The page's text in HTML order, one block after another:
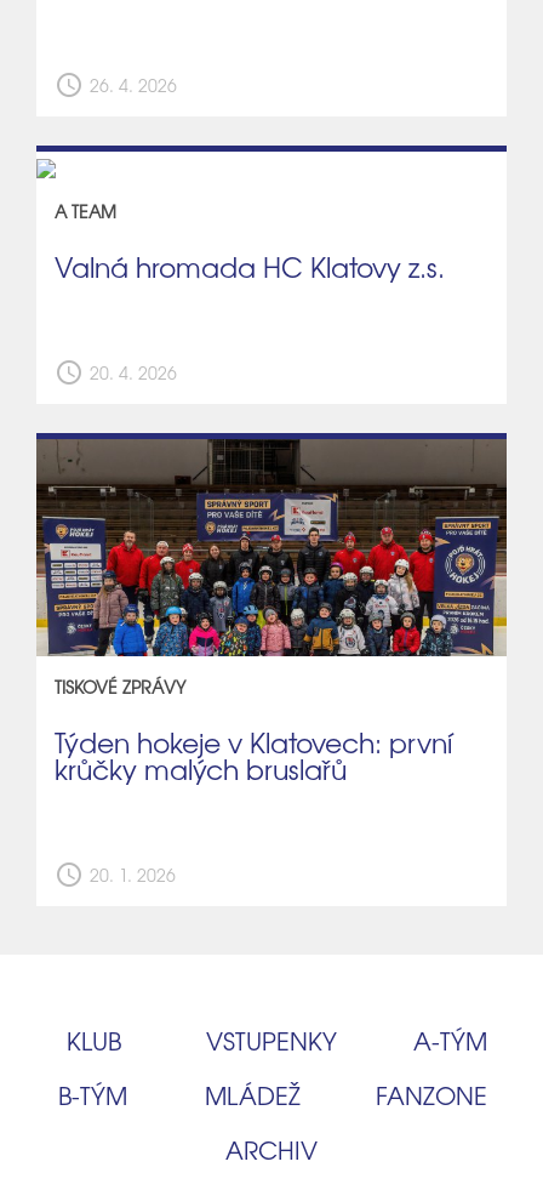
schedule 26. 4. 2026
A TEAM
Valná hromada HC Klatovy z.s.
schedule 20. 4. 2026
TISKOVÉ ZPRÁVY
Týden hokeje v Klatovech: první
krůčky malých bruslařů
schedule 20. 1. 2026
KLUB VSTUPENKY
A‑TÝM
B‑TÝM
MLÁDEŽ
FANZONE
ARCHIV